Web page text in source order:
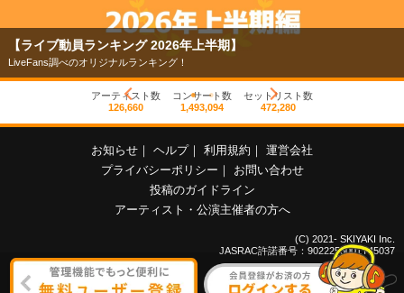
【ライブ動員ランキング 2026年上半期】
LiveFans調べのオリジナルランキング！
アーティスト数
126,660
コンサート数
1,493,094
セットリスト数
472,280
お知らせ ｜ ヘルプ｜ 利用規約 ｜ 運営会社
プライバシーポリシー ｜
お問い合わせ
投稿のガイドライン
アーティスト・公演主催者の方へ
(C) 2021- SKIYAKI Inc.
JASRAC許諾番号：9022255001Y45037